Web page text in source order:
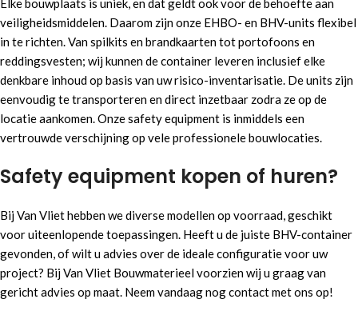
Elke bouwplaats is uniek, en dat geldt ook voor de behoefte aan
veiligheidsmiddelen. Daarom zijn onze EHBO- en BHV-units flexibel
in te richten. Van spilkits en brandkaarten tot portofoons en
reddingsvesten; wij kunnen de container leveren inclusief elke
denkbare inhoud op basis van uw risico-inventarisatie. De units zijn
eenvoudig te transporteren en direct inzetbaar zodra ze op de
locatie aankomen. Onze safety equipment is inmiddels een
vertrouwde verschijning op vele professionele bouwlocaties.
Safety equipment kopen of huren?
Bij Van Vliet hebben we diverse modellen op voorraad, geschikt
voor uiteenlopende toepassingen. Heeft u de juiste BHV-container
gevonden, of wilt u advies over de ideale configuratie voor uw
project? Bij Van Vliet Bouwmaterieel voorzien wij u graag van
gericht advies op maat. Neem vandaag nog contact met ons op!